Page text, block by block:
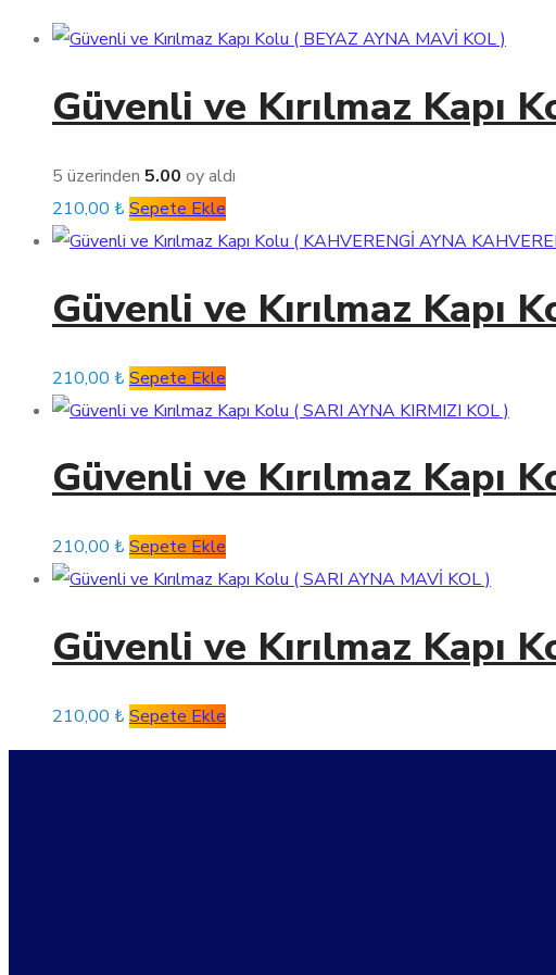
Güvenli ve Kırılmaz Kapı
5 üzerinden 5.00 oy aldı
210,00 ₺ Sepete Ekle
Güvenli ve Kırılmaz Kapı
210,00 ₺ Sepete Ekle
Güvenli ve Kırılmaz Kapı
210,00 ₺ Sepete Ekle
Güvenli ve Kırılmaz Kapı
210,00 ₺ Sepete Ekle